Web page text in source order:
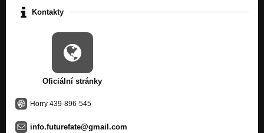
Kontakty
Oficiální stránky
Horry 439-896-545
info.futurefate@gmail.com